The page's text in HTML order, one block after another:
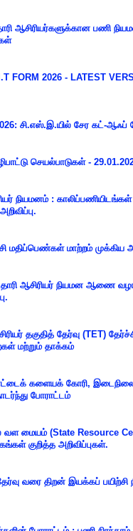
ஆசிரியர்களுக்கான பணி
FORM 2026 - LATEST
சி.எஸ்.இ.யில் சேர கட்-ஆஃப்
செயல்பாடுகள் -
நியமனம் : காலிப்பணியிடங்கள்
மதிப்பெண்கள் மாற்றம் முக்கிய
ஆசிரியர் நியமன ஆணை
தகுதித் தேர்வு (TET)
மற்றும் தாக்கம்
களையக் கோரி, இடைநிலை
போராட்டம்
வள மையம் (State Resource
குறித்த அறிவிப்புகள்.
வரை திறன் இயக்கப் பயிற்சி